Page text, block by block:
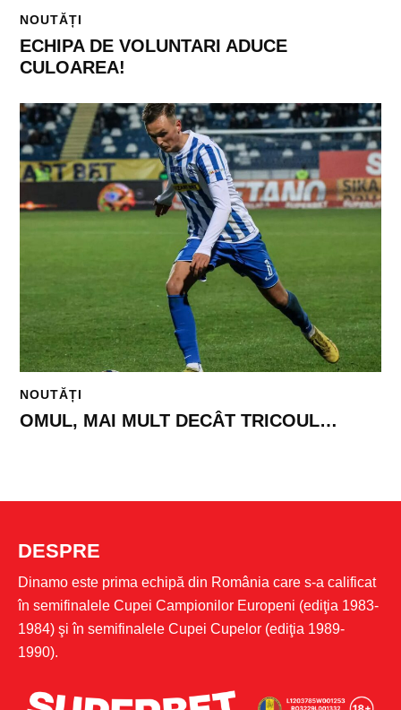
NOUTĂȚI
ECHIPA DE VOLUNTARI ADUCE
CULOAREA!
NOUTĂȚI
OMUL, MAI MULT DECÂT TRICOUL…
DESPRE
Dinamo este prima echipă din România care s-a calificat
în semifinalele Cupei Campionilor Europeni (ediţia 1983-
1984) şi în semifinalele Cupei Cupelor (ediţia 1989-
1990).